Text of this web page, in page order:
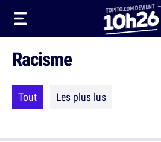
Racisme
Tout Les plus lus